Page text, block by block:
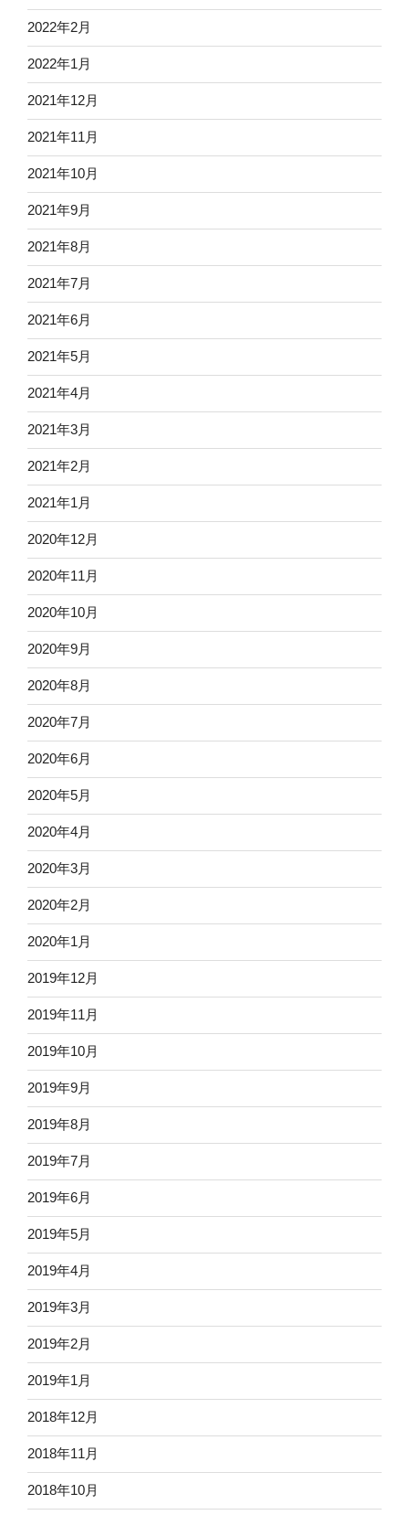
2022年2月
2022年1月
2021年12月
2021年11月
2021年10月
2021年9月
2021年8月
2021年7月
2021年6月
2021年5月
2021年4月
2021年3月
2021年2月
2021年1月
2020年12月
2020年11月
2020年10月
2020年9月
2020年8月
2020年7月
2020年6月
2020年5月
2020年4月
2020年3月
2020年2月
2020年1月
2019年12月
2019年11月
2019年10月
2019年9月
2019年8月
2019年7月
2019年6月
2019年5月
2019年4月
2019年3月
2019年2月
2019年1月
2018年12月
2018年11月
2018年10月